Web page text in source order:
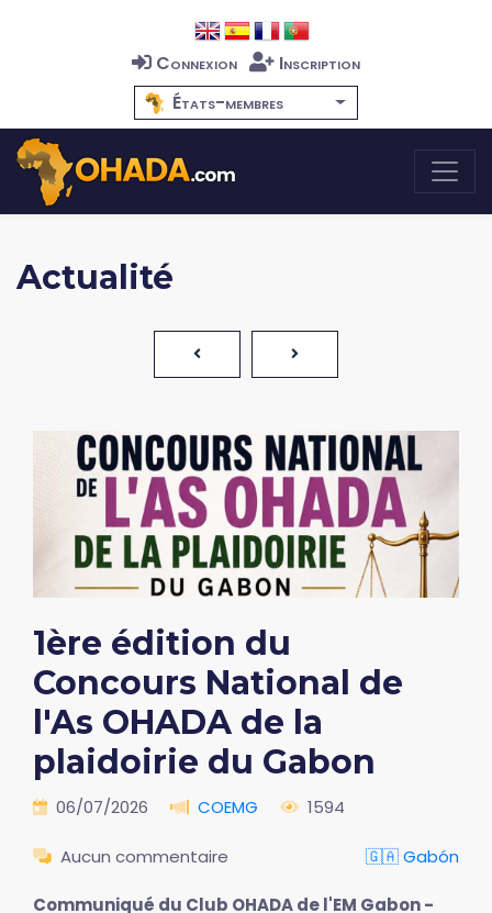
Connexion
Inscription
États-membres
Actualité
1ère édition du
Concours National de
l'As OHADA de la
plaidoirie du Gabon
06/07/2026 COEMG 1594
Aucun commentaire 🇬🇦 Gabón
Communiqué du Club OHADA de l'EM Gabon -